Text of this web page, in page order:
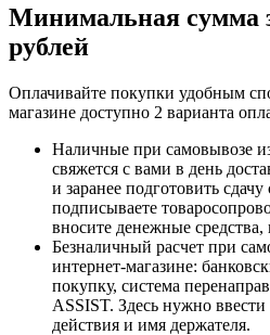
Минимальная сумма
рублей
Оплачивайте покупки удобным
магазине доступно 2 варианта
Наличные при самовывозе
свяжется с вами в день
и заранее подготовить
подписываете
вносите денежные средства,
Безналичный расчет при
интернет-магазине:
покупку, система
ASSIST. Здесь нужно
действия и имя держателя.